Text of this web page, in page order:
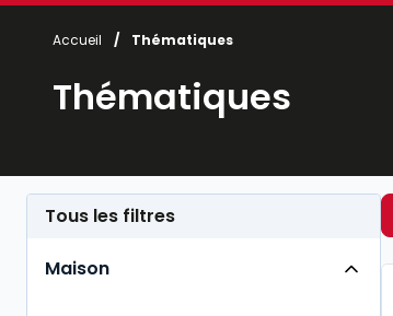
Accueil / Thématiques
Thématiques
Tous les filtres
Maison